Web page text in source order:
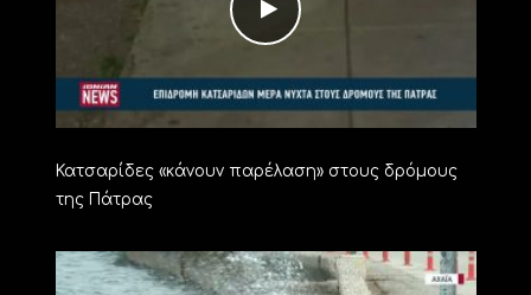
Κατσαρίδες «κάνουν παρέλαση» στους δρόμους
της Πάτρας